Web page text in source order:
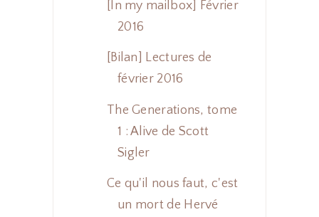
[In my mailbox] Février
2016
[Bilan] Lectures de
février 2016
The Generations, tome
1 : Alive de Scott
Sigler
Ce qu'il nous faut, c'est
un mort de Hervé